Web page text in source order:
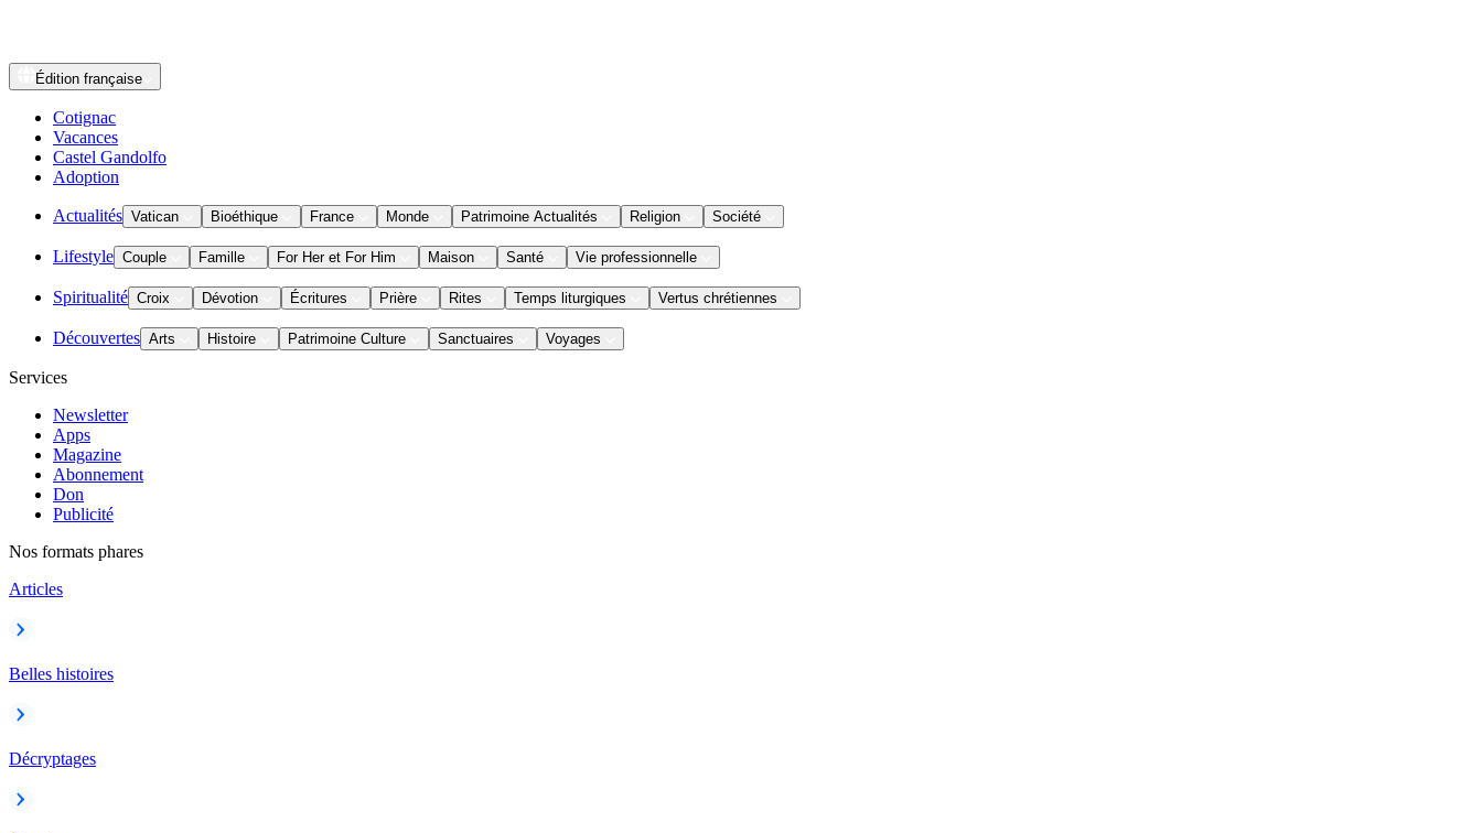
Édition française
Cotignac
Vacances
Castel Gandolfo
Adoption
Actualités Vatican Bioéthique France Monde Patrimoine Actualités Religion Société
Lifestyle Couple Famille For Her et For Him Maison Santé Vie professionnelle
Spiritualité Croix Dévotion Écritures Prière Rites Temps liturgiques Vertus chrétiennes
Découvertes Arts Histoire Patrimoine Culture Sanctuaires Voyages
Services
Newsletter
Apps
Magazine
Abonnement
Don
Publicité
Nos formats phares
Articles
Belles histoires
Décryptages